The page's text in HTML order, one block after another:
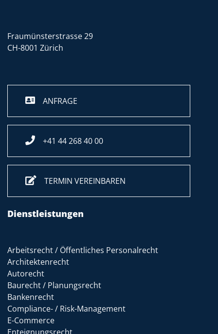
Fraumünsterstrasse 29
CH-8001 Zürich
ANFRAGE
+41 44 268 40 00
TERMIN VEREINBAREN
Dienstleistungen
Arbeitsrecht / Öffentliches Personalrecht
Architektenrecht
Autorecht
Baurecht / Planungsrecht
Bankenrecht
Compliance- / Risk-Management
E-Commerce